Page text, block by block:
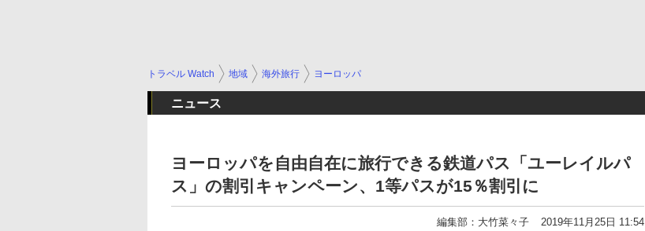
トラベル Watch 地域 海外旅行 ヨーロッパ
ニュース
ヨーロッパを自由自在に旅行できる鉄道パス「ユーレイルパ
ス」の割引キャンペーン、1等パスが15％割引に
編集部：大竹菜々子 2019年11月25日 11:54